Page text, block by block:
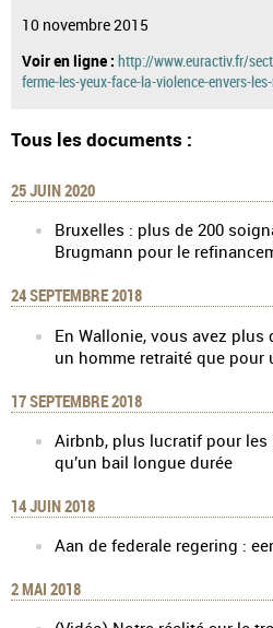
10 novembre 2015
Voir en ligne : http://www.euractiv.fr/
ferme-les-yeux-face-la-violence-envers-
Tous les documents :
25 JUIN 2020
Bruxelles : plus de 200
Brugmann pour le
24 SEPTEMBRE 2018
En Wallonie, vous avez
un homme retraité que pour
17 SEPTEMBRE 2018
Airbnb, plus lucratif pour
qu’un bail longue durée
14 JUIN 2018
Aan de federale regering :
2 MAI 2018